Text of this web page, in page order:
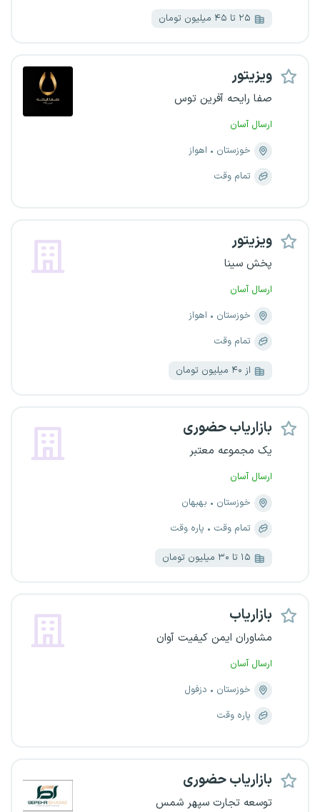
۲۵ تا ۴۵ میلیون تومان
ویزیتور
صفا رایحه آفرین توس
ارسال آسان
خوزستان
اهواز
تمام وقت
ویزیتور
پخش سینا
ارسال آسان
خوزستان
اهواز
تمام وقت
از ۴۰ میلیون تومان
بازاریاب حضوری
یک مجموعه معتبر
ارسال آسان
خوزستان
بهبهان
تمام وقت
پاره وقت
۱۵ تا ۳۰ میلیون تومان
بازاریاب
مشاوران ایمن کیفیت آوان
ارسال آسان
خوزستان
دزفول
پاره وقت
بازاریاب حضوری
توسعه تجارت سپهر شمس